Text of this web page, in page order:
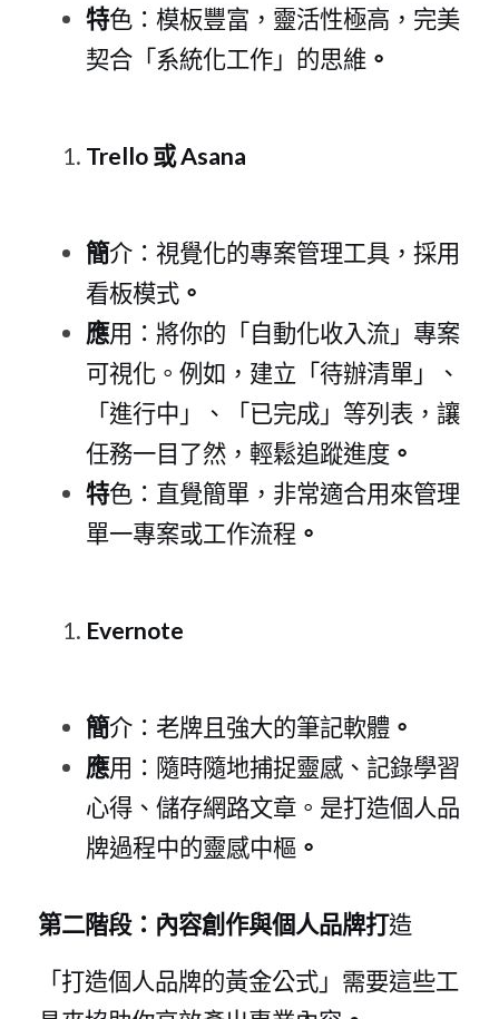
特色：模板豐富，靈活性極高，完美
契合「系統化工作」的思維 。
Trello 或 Asana
簡介：視覺化的專案管理工具，採用
看板模式。
應用：將你的「自動化收入流」專案
可視化。例如，建立「待辦清單」、
「進行中」、「已完成」等列表，讓
任務一目了然，輕鬆追蹤進度。
特色：直覺簡單，非常適合用來管理
單一專案或工作流程 。
Evernote
簡介：老牌且強大的筆記軟體。
應用：隨時隨地捕捉靈感、記錄學習
心得、儲存網路文章。是打造個人品
牌過程中的靈感中樞 。
第二階段：內容創作與個人品牌打造
「打造個人品牌的黃金公式」需要這些工